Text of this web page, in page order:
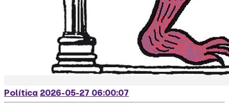
Política 2026-05-27 06:00:07